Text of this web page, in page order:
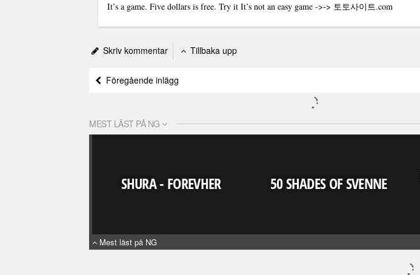
It’s a game. Five dollars is free. Try it It’s not an easy game ->-> 토토사이트.com
Skriv kommentar Tillbaka upp
Föregående inlägg
MEST LÄST PÅ NG
SHURA - FOREVHER 50 SHADES OF SVENNE
Mest läst på NG